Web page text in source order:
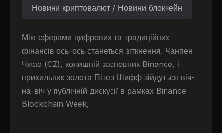
Новини криптовалют / Новини блокчейн
Між сферами цифрових та традиційних
фінансів ось-ось станеться зіткнення. Чанпен
Чжао (CZ), колишній засновник Binance, і
прихильник золота Пітер Шифф зійдуться віч-
на-віч у публічній дискусії в рамках Binance
Blockchain Week,